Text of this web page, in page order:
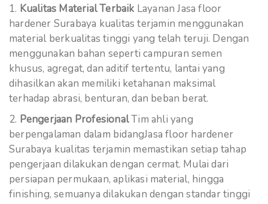
Kualitas Material Terbaik Layanan Jasa floor
hardener Surabaya kualitas terjamin menggunakan
material berkualitas tinggi yang telah teruji. Dengan
menggunakan bahan seperti campuran semen
khusus, agregat, dan aditif tertentu, lantai yang
dihasilkan akan memiliki ketahanan maksimal
terhadap abrasi, benturan, dan beban berat.
Pengerjaan ProfesionalTim ahli yang
berpengalaman dalam bidangJasa floor hardener
Surabaya kualitas terjamin memastikan setiap tahap
pengerjaan dilakukan dengan cermat. Mulai dari
persiapan permukaan, aplikasi material, hingga
finishing, semuanya dilakukan dengan standar tinggi